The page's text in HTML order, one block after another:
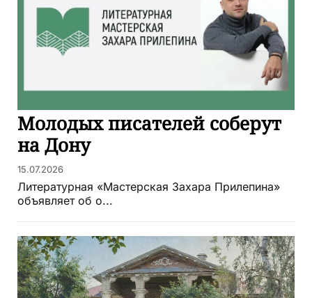
Молодых писателей соберут
на Дону
15.07.2026
Литературная «Мастерская Захара Прилепина»
объявляет об о...